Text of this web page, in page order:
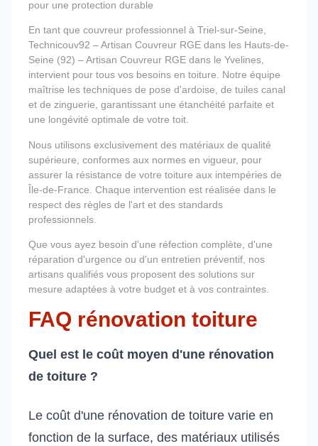
pour une protection durable
En tant que couvreur professionnel à Triel-sur-Seine,
Technicouv92 – Artisan Couvreur RGE dans les Hauts-de-
Seine (92) – Artisan Couvreur RGE dans le Yvelines,
intervient pour tous vos besoins en toiture. Notre équipe
maîtrise les techniques de pose d'ardoise, de tuiles canal
et de zinguerie, garantissant une étanchéité parfaite et
une longévité optimale de votre toit.
Nous utilisons exclusivement des matériaux de qualité
supérieure, conformes aux normes en vigueur, pour
assurer la résistance de votre toiture aux intempéries de
Île-de-France. Chaque intervention est réalisée dans le
respect des règles de l'art et des standards
professionnels.
Que vous ayez besoin d'une réfection complète, d'une
réparation d'urgence ou d'un entretien préventif, nos
artisans qualifiés vous proposent des solutions sur
mesure adaptées à votre budget et à vos contraintes.
FAQ rénovation toiture
Quel est le coût moyen d'une rénovation
de toiture ?
Le coût d'une rénovation de toiture varie en
fonction de la surface, des matériaux utilisés